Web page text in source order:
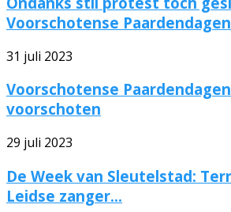
Voorschotense Paardendagen
31 juli 2023
Voorschotense
voorschoten
29 juli 2023
De Week van Sleutelstad:
Leidse zanger...